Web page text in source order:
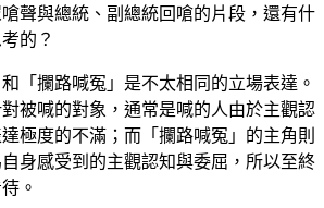
聲與總統、副總統回嗆的片段，還有什
的？
「攔路喊冤」是不太相同的立場表達。
對被喊的對象，通常是喊的人由於主觀認
極度的不滿；而「攔路喊冤」的主角則
身感受到的主觀認知與委屈，所以至終
。